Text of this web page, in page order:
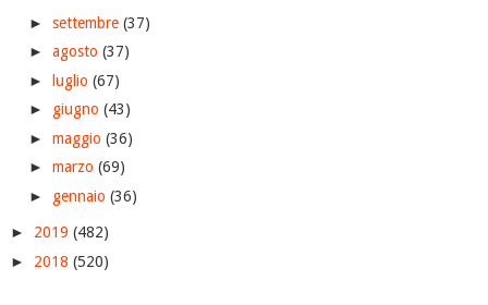
► settembre (37)
► agosto (37)
► luglio (67)
► giugno (43)
► maggio (36)
► marzo (69)
► gennaio (36)
► 2019 (482)
► 2018 (520)